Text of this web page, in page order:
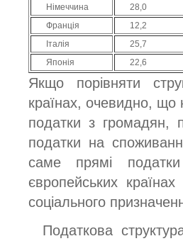
Німеччина
28,0
Франція
12,2
Італія
25,7
Японія
22,6
Якщо порівняти
країнах, очевидно, що
податки з громадян,
податки на
саме прямі
європейських
соціального
Податкова